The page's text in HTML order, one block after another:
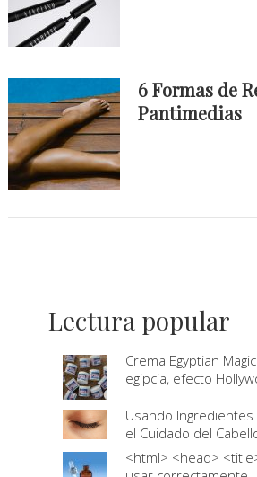
6 Formas de
Pantimedias
Lectura popular
Crema Egyptian
egipcia, efecto
Usando
el Cuidado del
<html> <head>